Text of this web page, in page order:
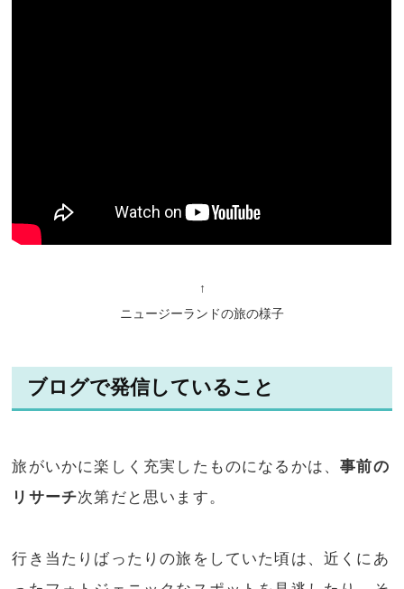
↑
ニュージーランドの旅の様子
ブログで発信していること
旅がいかに楽しく充実したものになるかは、事前の
リサーチ次第だと思います。
行き当たりばったりの旅をしていた頃は、近くにあ